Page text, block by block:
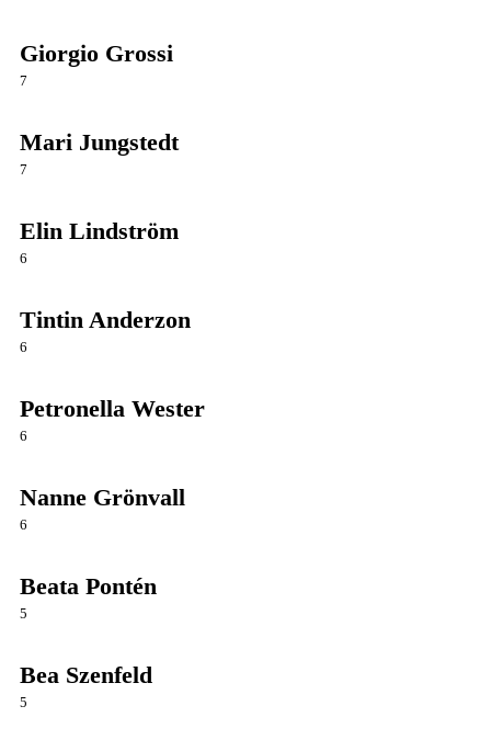
Giorgio Grossi
7
Mari Jungstedt
7
Elin Lindström
6
Tintin Anderzon
6
Petronella Wester
6
Nanne Grönvall
6
Beata Pontén
5
Bea Szenfeld
5